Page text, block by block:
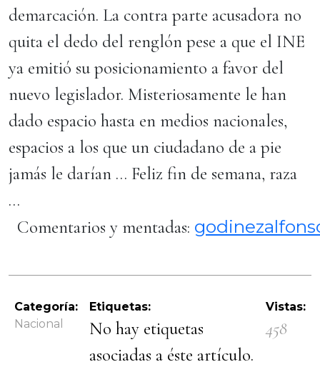
demarcación. La contra parte acusadora no
quita el dedo del renglón pese a que el INE
ya emitió su posicionamiento a favor del
nuevo legislador. Misteriosamente le han
dado espacio hasta en medios nacionales,
espacios a los que un ciudadano de a pie
jamás le darían … Feliz fin de semana, raza
…
Comentarios y mentadas:
Categoría:
Nacional
Etiquetas:
No hay etiquetas
asociadas a éste artículo.
Vistas:
458